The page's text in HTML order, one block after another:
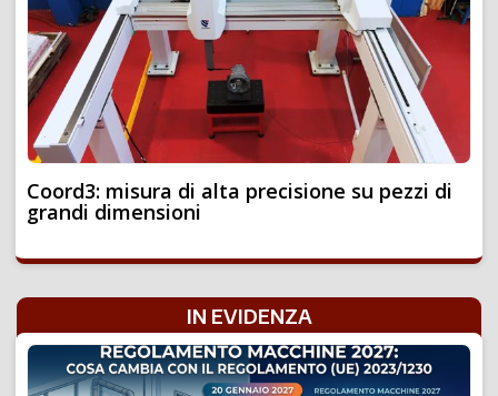
Coord3: misura di alta precisione su pezzi di
grandi dimensioni
IN EVIDENZA